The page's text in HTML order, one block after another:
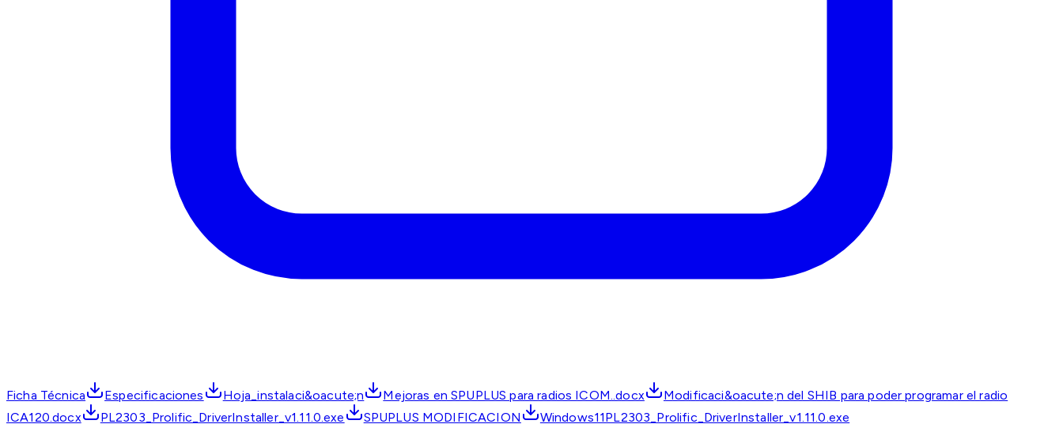
Ficha Técnica Especificaciones Hoja_instalaci&oacute;n Mejoras en SPUPLUS para radios ICOM..docx
Modificaci&oacute;n del SHIB para poder programar el radio
ICA120.docx
PL2303_Prolific_DriverInstaller_v1.11.0.exe SPUPLUS MODIFICACION Windows11PL2303_Prolific_DriverInstaller_v1.11.0.exe